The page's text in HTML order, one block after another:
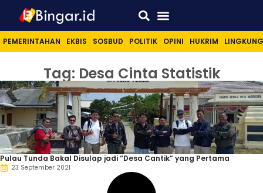
PEMERINTAHAN EKBIS SOSBUD POLITIK OPINI HUKRIM
Tag: Desa Cinta Statistik
Pulau Tunda Bakal Disulap jadi “Desa Cantik” yang Pertama
23 September 2021